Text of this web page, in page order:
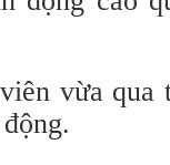
vừa qua